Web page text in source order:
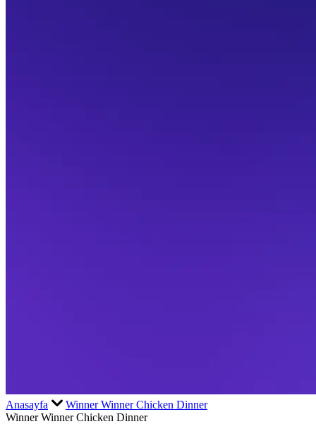
Anasayfa
Winner Winner Chicken Dinner
Winner Winner Chicken Dinner